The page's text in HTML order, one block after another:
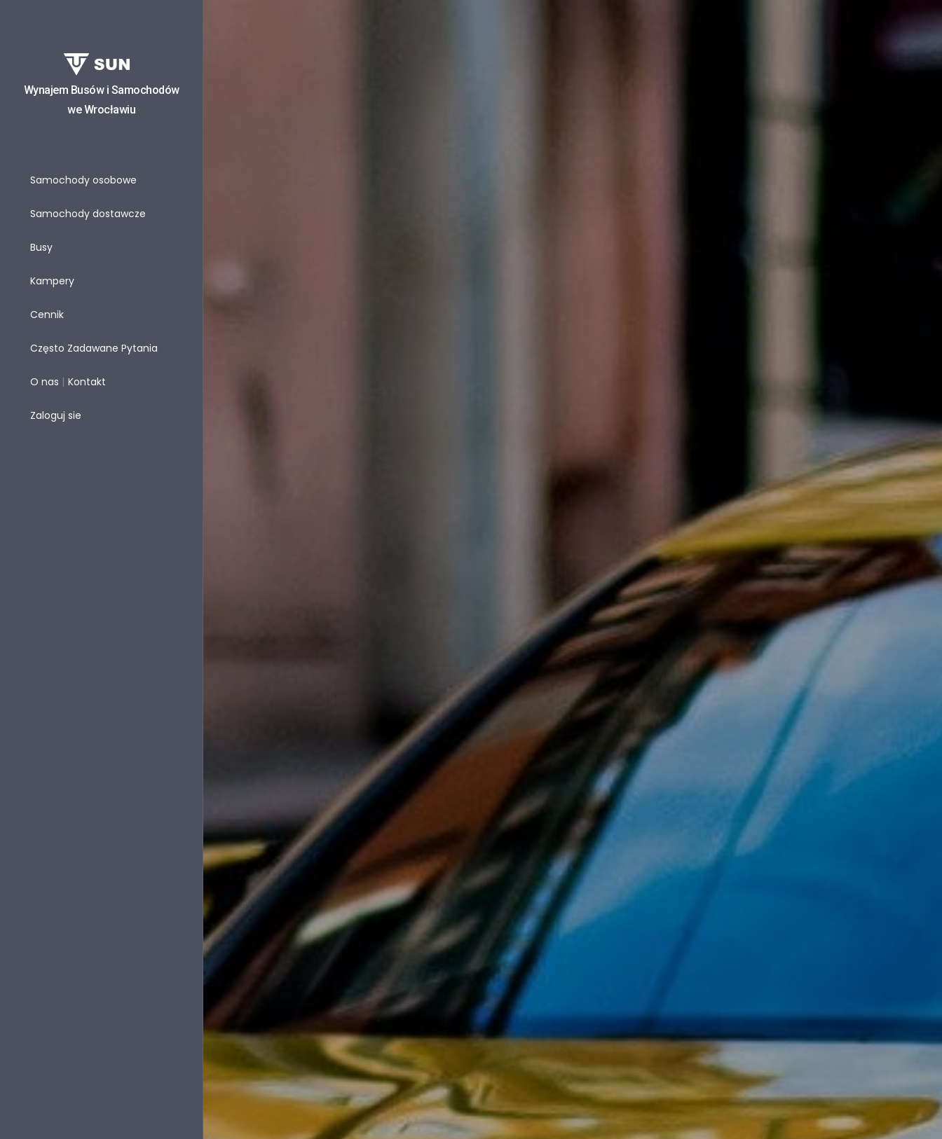
Wynajem Busów i Samochodów
we Wrocławiu
Samochody osobowe
Samochody dostawcze
Busy
Kampery
Cennik
Często Zadawane Pytania
O nas | Kontakt
Zaloguj sie